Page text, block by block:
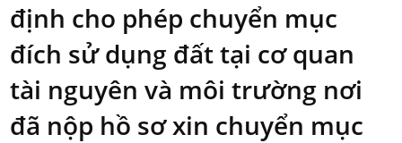
định cho phép chuyển mục
đích sử dụng đất tại cơ quan
tài nguyên và môi trường nơi
đã nộp hồ sơ xin chuyển mục